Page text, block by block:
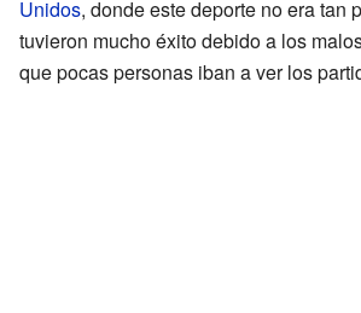
Unidos, donde este deporte no era tan
tuvieron mucho éxito debido a los
que pocas personas iban a ver los